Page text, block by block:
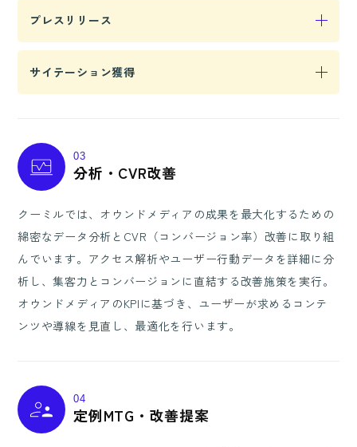
他サイトからのリンクを増やすことで、検索エンジ
プレスリリース
新商品やイベントなどの情報を公開し、メディアや
サイテーション獲得
トで言及されることで、ローカルSEOの強化や検索
エンジンでの信頼性向上に寄与します。
03
分析・CVR改善
クーミルでは、オウンドメディアの成果を最大化するための
綿密なデータ分析とCVR（コンバージョン率）改善に取り組
んでいます。アクセス解析やユーザー行動データを詳細に分
析し、集客力とコンバージョンに直結する改善施策を実行。
オウンドメディアのKPIに基づき、ユーザーが求めるコンテ
ンツや導線を見直し、最適化を行います。
04
定例MTG・改善提案